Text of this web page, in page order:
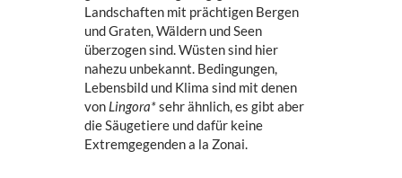
Landschaften mit prächtigen Bergen
und Graten, Wäldern und Seen
überzogen sind. Wüsten sind hier
nahezu unbekannt. Bedingungen,
Lebensbild und Klima sind mit denen
von Lingora*sehr ähnlich, es gibt aber
die Säugetiere und dafür keine
Extremgegenden a la Zonai.